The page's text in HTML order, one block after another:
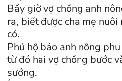
Bấy giờ vợ chồng anh
ra, biết được cha mẹ
có.
Phú hộ bảo anh nông
từ đó hai vợ chồng bước
sướng.